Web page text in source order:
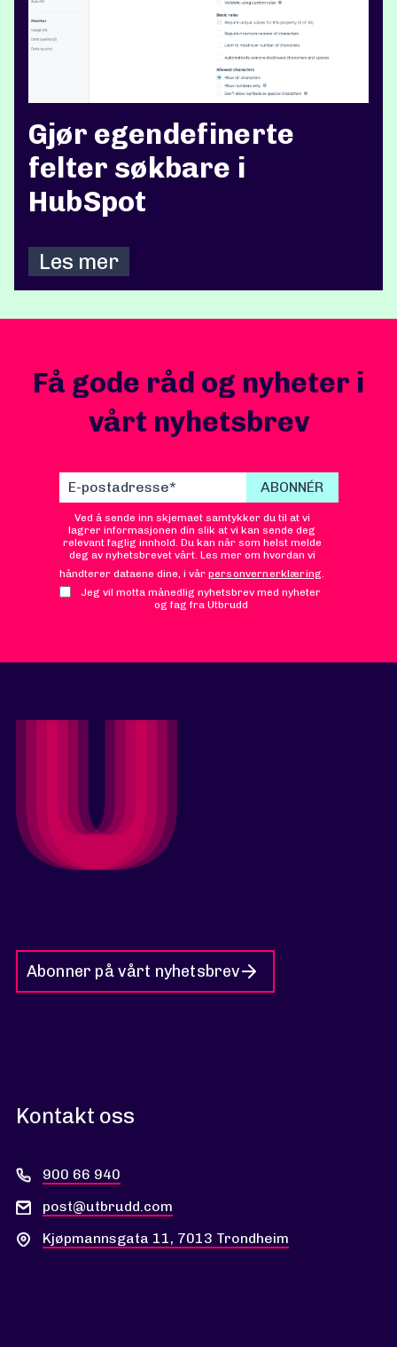
Gjør egendefinerte
felter søkbare i
HubSpot
Les mer
Få gode råd og nyheter i
vårt nyhetsbrev
Ved å sende inn skjemaet samtykker du til at vi
lagrer informasjonen din slik at vi kan sende deg
relevant faglig innhold. Du kan når som helst melde
deg av nyhetsbrevet vårt. Les mer om hvordan vi
håndterer dataene dine, i vår personvernerklæring
Jeg vil motta månedlig nyhetsbrev med nyheter
og fag fra Utbrudd
Abonner på vårt nyhetsbrev
Kontakt oss
900 66 940
post@utbrudd.com
Kjøpmannsgata 11, 7013 Trondheim